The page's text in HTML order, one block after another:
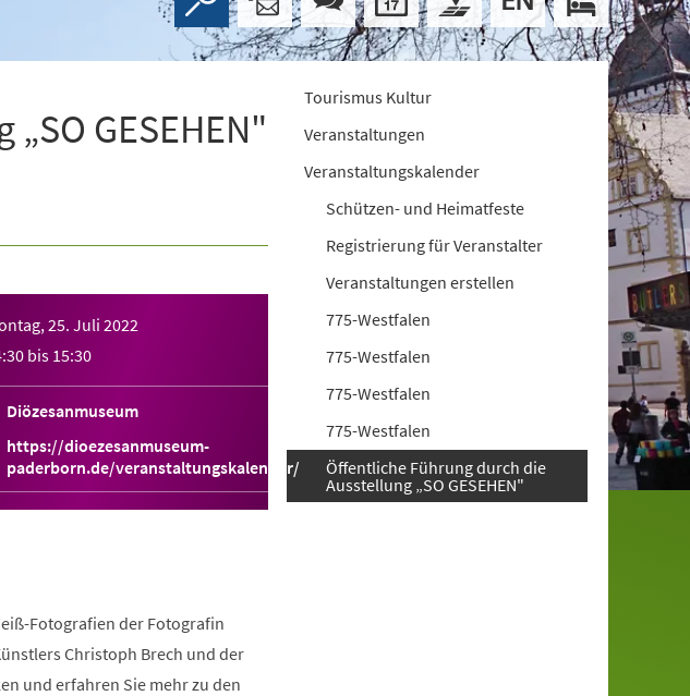
GESEHEN"
25. Juli 2022
bis 15:30
Diözesanmuseum
https://dioezesanmuseum-
paderborn.de/veranstaltungskalender/
Fotografien der Fotografin
Christoph Brech und der
und erfahren Sie mehr zu den
Tourismus Kultur
Veranstaltungen
Veranstaltungskalender
Schützen- und Heimatfeste
Registrierung für Veranstalter
Veranstaltungen erstellen
775-Westfalen
775-Westfalen
775-Westfalen
775-Westfalen
Öffentliche Führung durch die
Ausstellung „SO GESEHEN"